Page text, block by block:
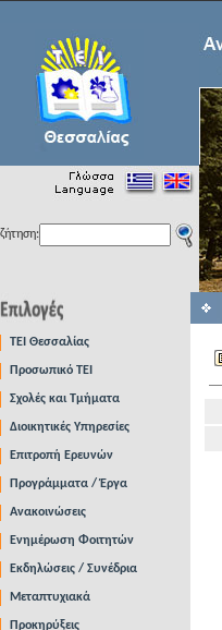
TEI Θεσσαλίας
Προσωπικό ΤΕΙ
Σχολές και Τμήματα
Διοικητικές Υπηρεσίες
Επιτροπή Ερευνών
Προγράμματα / Έργα
Ανακοινώσεις
Ενημέρωση Φοιτητών
Εκδηλώσεις / Συνέδρια
Μεταπτυχιακά
Προκηρύξεις